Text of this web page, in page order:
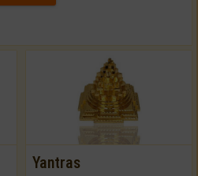
Yantras